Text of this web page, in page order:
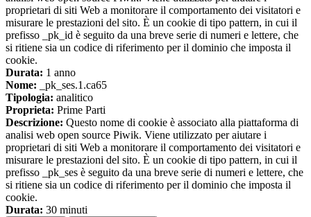
proprietari di siti Web a monitorare il comportamento dei visitatori e
misurare le prestazioni del sito. È un cookie di tipo pattern, in cui il
prefisso _pk_id è seguito da una breve serie di numeri e lettere, che
si ritiene sia un codice di riferimento per il dominio che imposta il
cookie.
Durata: 1 anno
Nome: _pk_ses.1.ca65
Tipologia: analitico
Proprieta: Prime Parti
Descrizione: Questo nome di cookie è associato alla piattaforma di
analisi web open source Piwik. Viene utilizzato per aiutare i
proprietari di siti Web a monitorare il comportamento dei visitatori e
misurare le prestazioni del sito. È un cookie di tipo pattern, in cui il
prefisso _pk_ses è seguito da una breve serie di numeri e lettere, che
si ritiene sia un codice di riferimento per il dominio che imposta il
cookie.
Durata: 30 minuti